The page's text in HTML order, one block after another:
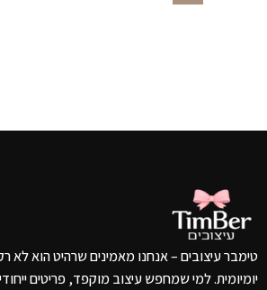
טימבר עיצובים – אנחנו מאמינים שרהיט הוא לא
יומיומית. למי שמחפש עיצוב מוקפד, פריטים